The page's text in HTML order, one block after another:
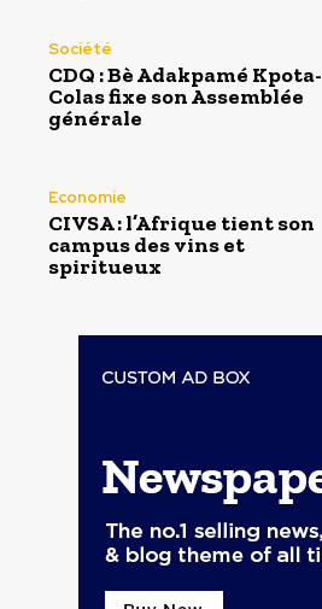
Société
CDQ : Bè Adakpamé Kpota-
Colas fixe son Assemblée
générale
Economie
CIVSA : l’Afrique tient son
campus des vins et
spiritueux